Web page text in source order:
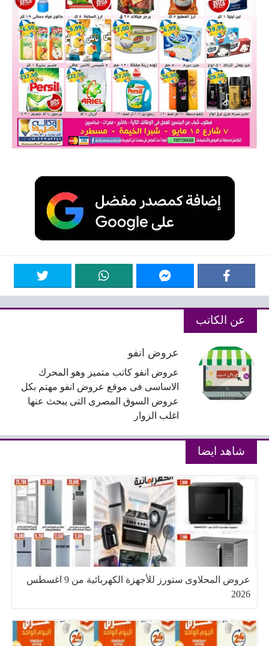
عن الكاتب
عروض انفو
عروض انفو كاتب متميز وهو المحرك
الاساسى فى موقع عروض انفو مهتم بكل
عروض السوق المصرى التى يبحث عنها
اغلب الزوار
شاهد ايضا
عروض المحلاوى ستورز للأجهزة الكهربائية من 9 اغسطس
2026